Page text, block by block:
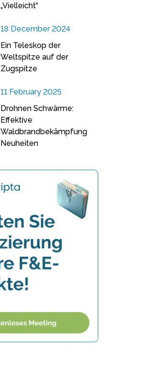
„Vielleicht“
18 December 2024
Ein Teleskop der
Weltspitze auf der
Zugspitze
11 February 2025
Drohnen Schwärme:
Effektive
Waldbrandbekämpfung
Neuheiten